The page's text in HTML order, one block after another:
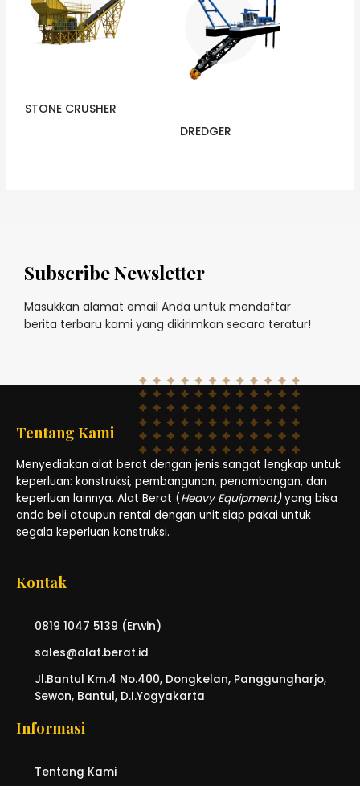
STONE CRUSHER
DREDGER
Subscribe Newsletter
Masukkan alamat email Anda untuk mendaftar
berita terbaru kami yang dikirimkan secara teratur!
Tentang Kami
Menyediakan alat berat dengan jenis sangat lengkap untuk
keperluan: konstruksi, pembangunan, penambangan, dan
keperluan lainnya. Alat Berat (Heavy Equipment)yang bisa
anda beli ataupun rental dengan unit siap pakai untuk
segala keperluan konstruksi.
Kontak
0819 1047 5139 (Erwin)
sales@alat.berat.id
Jl.Bantul Km.4 No.400, Dongkelan, Panggungharjo,
Sewon, Bantul, D.I.Yogyakarta
Informasi
Tentang Kami